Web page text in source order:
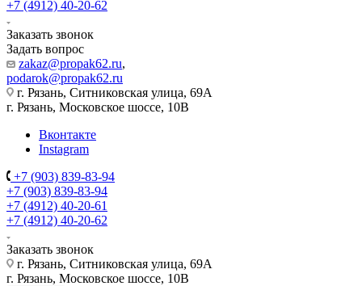
+7 (4912) 40-20-62
Заказать звонок
Задать вопрос
zakaz@propak62.ru,
podarok@propak62.ru
г. Рязань, Ситниковская улица, 69А
г. Рязань, Московское шоссе, 10В
Вконтакте
Instagram
+7 (903) 839-83-94
+7 (903) 839-83-94
+7 (4912) 40-20-61
+7 (4912) 40-20-62
Заказать звонок
г. Рязань, Ситниковская улица, 69А
г. Рязань, Московское шоссе, 10В